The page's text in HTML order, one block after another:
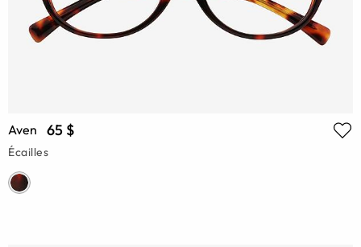
Aven 65 $
Écailles